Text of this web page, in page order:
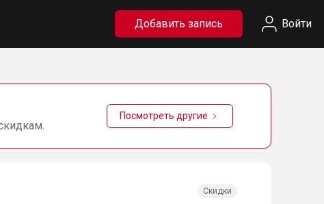
Добавить запись Войти
Посмотреть другие
Скидки